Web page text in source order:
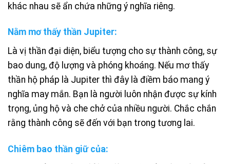
khác nhau sẽ ẩn chứa những ý nghĩa riêng.
Nằm mơ thấy thần Jupiter:
Là vị thần đại diện, biểu tượng cho sự thành công, sự
bao dung, độ lượng và phóng khoáng. Nếu mơ thấy
thần hộ pháp là Jupiter thì đây là điềm báo mang ý
nghĩa may mắn. Bạn là người luôn nhận được sự kính
trọng, ủng hộ và che chở của nhiều người. Chắc chắn
rằng thành công sẽ đến với bạn trong tương lai.
Chiêm bao thần giữ của: